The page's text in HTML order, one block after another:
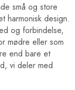
små og store
harmonisk design.
og forbindelse,
mødre eller som
end bare et
vi deler med